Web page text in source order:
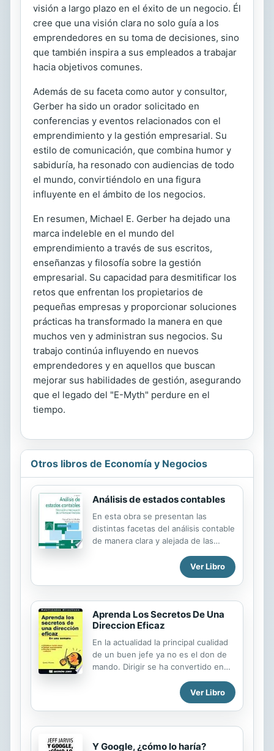
visión a largo plazo en el éxito de un negocio. Él
cree que una visión clara no solo guía a los
emprendedores en su toma de decisiones, sino
que también inspira a sus empleados a trabajar
hacia objetivos comunes.
Además de su faceta como autor y consultor,
Gerber ha sido un orador solicitado en
conferencias y eventos relacionados con el
emprendimiento y la gestión empresarial. Su
estilo de comunicación, que combina humor y
sabiduría, ha resonado con audiencias de todo
el mundo, convirtiéndolo en una figura
influyente en el ámbito de los negocios.
En resumen, Michael E. Gerber ha dejado una
marca indeleble en el mundo del
emprendimiento a través de sus escritos,
enseñanzas y filosofía sobre la gestión
empresarial. Su capacidad para desmitificar los
retos que enfrentan los propietarios de
pequeñas empresas y proporcionar soluciones
prácticas ha transformado la manera en que
muchos ven y administran sus negocios. Su
trabajo continúa influyendo en nuevos
emprendedores y en aquellos que buscan
mejorar sus habilidades de gestión, asegurando
que el legado del "E-Myth" perdure en el
tiempo.
Otros libros de Economía y Negocios
Análisis de estados contables
En esta obra se presentan las
distintas facetas del análisis contable
de manera clara y alejada de las
facilitar la comprensión de los
conceptos planteados también se
ejercicios completamente resueltos.
Su contenido se ha estructurado en
nueve capítulos. Los cinco primeros
están dedicados a la elaboración de
los estados contables y los cuatro
restantes van dirigidos a la
esta edición se ha hecho una
revisión y actualización general de
los contenidos y se han incluido...
Ver Libro
Aprenda Los Secretos De Una
Direccion Eficaz
En la actualidad la principal cualidad
de un buen jefe ya no es el don de
mando. Dirigir se ha convertido en
una tarea mucho más compleja
donde la psicología y la capacidad de
establecer relaciones positivas
directivo competente ha de saber
transmitir unos objetivos a su equipo
Ver Libro
Y Google, ¿cómo lo haría?